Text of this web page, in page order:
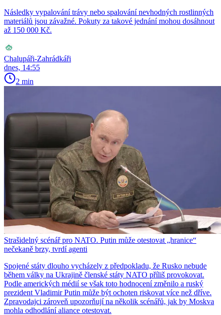
Následky vypalování trávy nebo spalování nevhodných rostlinných
materiálů jsou závažné. Pokuty za takové jednání mohou dosáhnout
až 150 000 Kč.
Chalupáři-Zahrádkáři
dnes, 14:55
2 min
Strašidelný scénář pro NATO. Putin může otestovat „hranice“
nečekaně brzy, tvrdí agenti
Spojené státy dlouho vycházely z předpokladu, že Rusko nebude
během války na Ukrajině členské státy NATO příliš provokovat.
Podle amerických médií se však toto hodnocení změnilo a ruský
prezident Vladimir Putin může být ochoten riskovat více než dříve.
Zpravodajci zároveň upozorňují na několik scénářů, jak by Moskva
mohla odhodlání aliance otestovat.